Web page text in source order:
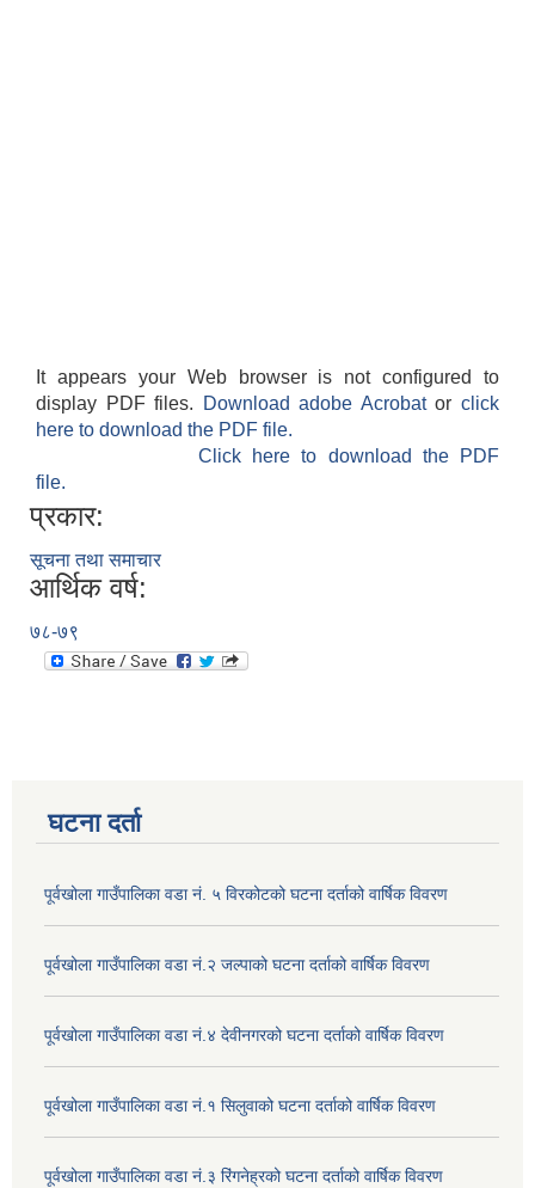
It appears your Web browser is not configured to
display PDF files.
Download adobe Acrobatorclick
here to download the PDF file.
Click here to download the PDF
file.
प्रकार:
सूचना तथा समाचार
आर्थिक वर्ष:
७८-७९
घटना दर्ता
पूर्वखोला गाउँपालिका वडा नं. ५ विरकोटको घटना दर्ताको वार्षिक विवरण
पूर्वखोला गाउँपालिका वडा नं.२ जल्पाको घटना दर्ताको वार्षिक विवरण
पूर्वखोला गाउँपालिका वडा नं.४ देवीनगरको घटना दर्ताको वार्षिक विवरण
पूर्वखोला गाउँपालिका वडा नं.१ सिलुवाको घटना दर्ताको वार्षिक विवरण
पूर्वखोला गाउँपालिका वडा नं.३ रिंगनेह्रको घटना दर्ताको वार्षिक विवरण